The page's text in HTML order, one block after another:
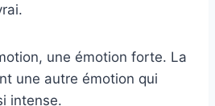
une émotion forte. La
une autre émotion qui
intense.